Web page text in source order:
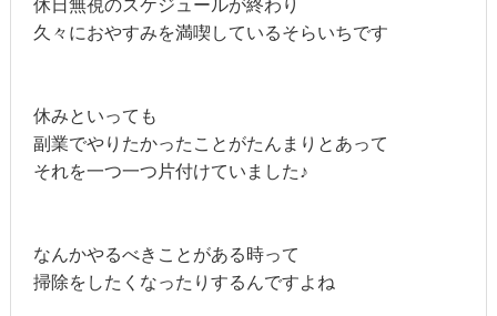
休日無視のスケジュールが終わり
久々におやすみを満喫しているそらいちです
休みといっても
副業でやりたかったことがたんまりとあって
それを一つ一つ片付けていました♪
なんかやるべきことがある時って
掃除をしたくなったりするんですよね